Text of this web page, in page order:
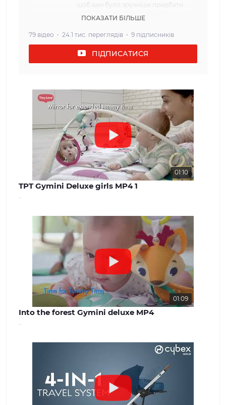
щоб вам було зручніше придбати
забезпечити наших клієнтів
дитячих товарів. Кожен товар, який
ми пропонуємо, проходить сувору
магазині ви знайдете широкий вибір
дитячих товарів, які задовольнять
потреби дітей різного віку. Від
комфортних та затишних колясок і
автокрісел до взуття та одягу для
дітей різного віку. Ми прагнемо
забезпечити нашим клієнтам
максимальний вибір і можливість
знайти все, що необхідно для
молодої сім'ї. Наші цінності: Ми
вважаємо, що довіра і задоволення
консультацію та вирішити будь-які
питання, що виникають. Наш сайт -
benext.com.ua
ПОКАЗАТИ БІЛЬШЕ
79 відео 24.1 тис. переглядів 9 підписників
ПІДПИСАТИСЯ
01:10
TPT Gymini Deluxe girls MP4 1
01:09
Into the forest Gymini deluxe MP4